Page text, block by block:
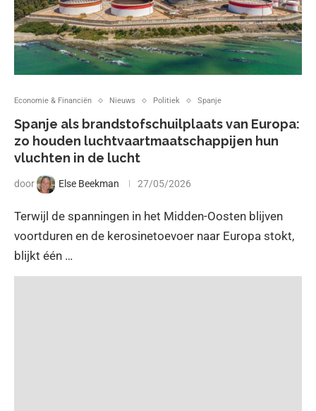
Economie & Financiën Nieuws Politiek Spanje
Spanje als brandstofschuilplaats van Europa:
zo houden luchtvaartmaatschappijen hun
vluchten in de lucht
door Else Beekman 27/05/2026
Terwijl de spanningen in het Midden-Oosten blijven
voortduren en de kerosinetoevoer naar Europa stokt,
blijkt één …